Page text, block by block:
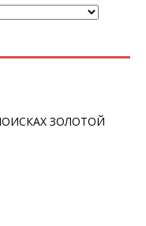
ПОИСКАХ ЗОЛОТОЙ